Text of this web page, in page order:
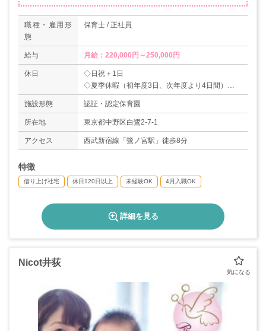
職種・雇用形
態
保育士 / 正社員
給与 月給：220,000円～250,000円
休日
◇日祝＋1日
◇夏季休暇（初年度3日、次年度より4日間）
◇年末年始休暇5日
◇リフレッシュ休暇制度あり（取得条件あり）
◇有給休暇
＊年間休日123日
施設形態 認証・認定保育園
所在地 東京都中野区白鷺2-7-1
アクセス 西武新宿線「鷺ノ宮駅」徒歩8分
特徴
借り上げ社宅 休日120日以上 未経験OK 4月入職OK
詳細を見る
Nicot井荻